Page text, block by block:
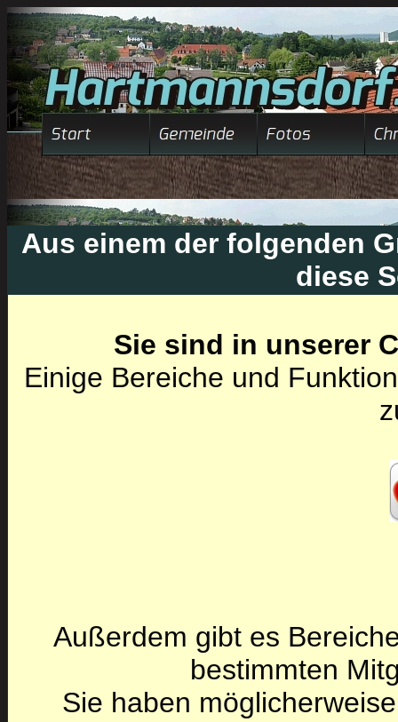
Aus einem der folgenden
diese
Sie sind in unserer
Einige Bereiche und
Außerdem gibt es
bestimmten
Sie haben